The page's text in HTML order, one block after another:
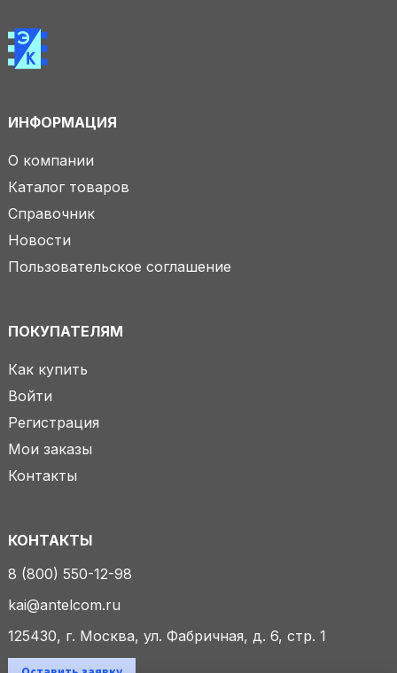
ИНФОРМАЦИЯ
О компании
Каталог товаров
Справочник
Новости
Пользовательское соглашение
ПОКУПАТЕЛЯМ
Как купить
Войти
Регистрация
Мои заказы
Контакты
КОНТАКТЫ
8 (800) 550-12-98
kai@antelcom.ru
125430, г. Москва, ул. Фабричная, д. 6, стр. 1